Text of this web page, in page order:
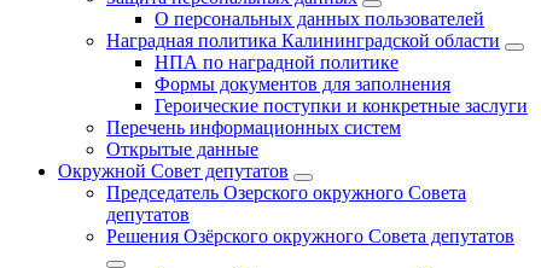
О персональных данных пользователей
Наградная политика Калининградской области
НПА по наградной политике
Формы документов для заполнения
Героические поступки и конкретные заслуги
Перечень информационных систем
Открытые данные
Окружной Совет депутатов
Председатель Озерского окружного Совета
депутатов
Решения Озёрского окружного Совета депутатов